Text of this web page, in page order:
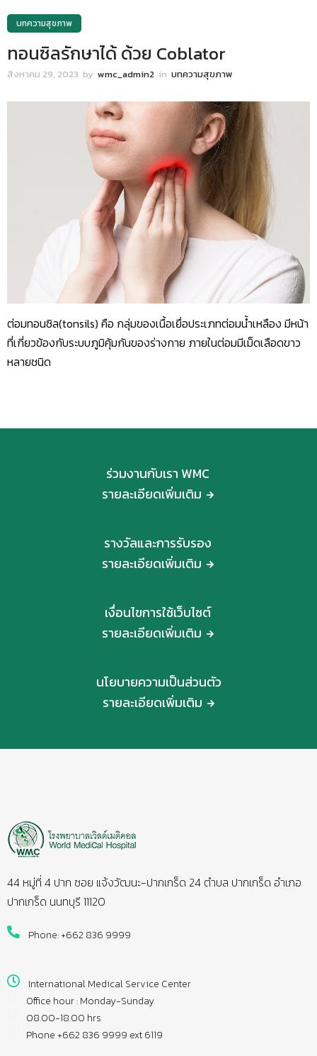
บทความสุขภาพ
ทอนซิลรักษาได้ ด้วย Coblator
สิงหาคม 29, 2023 by wmc_admin2 in บทความสุขภาพ
ต่อมทอนซิล(tonsils) คือ กลุ่มของเนื้อเยื่อประเภทต่อมน้ำเหลือง มีหน้า
ที่เกี่ยวข้องกับระบบภูมิคุ้มกันของร่างกาย ภายในต่อมมีเม็ดเลือดขาว
หลายชนิด
ร่วมงานกับเรา WMC
รายละเอียดเพิ่มเติม
รางวัลและการรับรอง
รายละเอียดเพิ่มเติม
เงื่อนไขการใช้เว็บไซต์
รายละเอียดเพิ่มเติม
นโยบายความเป็นส่วนตัว
รายละเอียดเพิ่มเติม
44 หมู่ที่ 4 ปาก ซอย แจ้งวัฒนะ-ปากเกร็ด 24 ตำบล ปากเกร็ด อำเภอ
ปากเกร็ด นนทบุรี 11120
Phone: +662 836 9999
International Medical Service Center
Office hour : Monday-Sunday
08.00-18.00 hrs
Phone +662 836 9999 ext 6119